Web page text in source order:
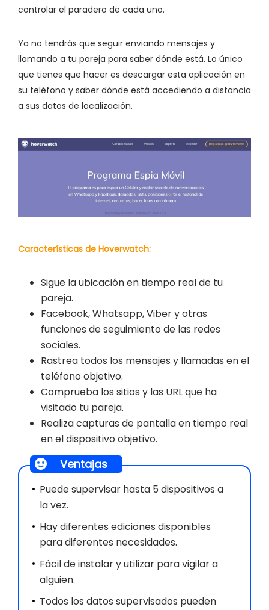
controlar el paradero de cada uno.
Ya no tendrás que seguir enviando mensajes y
llamando a tu pareja para saber dónde está. Lo único
que tienes que hacer es descargar esta aplicación en
su teléfono y saber dónde está accediendo a distancia
a sus datos de localización.
Características de Hoverwatch:
Sigue la ubicación en tiempo real de tu
pareja.
Facebook, Whatsapp, Viber y otras
funciones de seguimiento de las redes
sociales.
Rastrea todos los mensajes y llamadas en el
teléfono objetivo.
Comprueba los sitios y las URL que ha
visitado tu pareja.
Realiza capturas de pantalla en tiempo real
en el dispositivo objetivo.
Ventajas
Puede supervisar hasta 5 dispositivos a
la vez.
Hay diferentes ediciones disponibles
para diferentes necesidades.
Fácil de instalar y utilizar para vigilar a
alguien.
Todos los datos supervisados pueden